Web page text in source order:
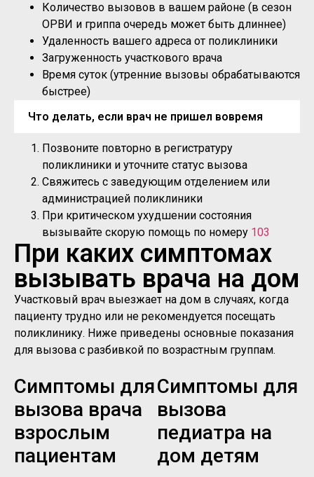
Количество вызовов в вашем районе (в сезон
ОРВИ и гриппа очередь может быть длиннее)
Удаленность вашего адреса от поликлиники
Загруженность участкового врача
Время суток (утренние вызовы обрабатываются
быстрее)
Что делать, если врач не пришел вовремя
Позвоните повторно в регистратуру
поликлиники и уточните статус вызова
Свяжитесь с заведующим отделением или
администрацией поликлиники
При критическом ухудшении состояния
вызывайте скорую помощь по номеру 103
При каких симптомах
вызывать врача на дом
Участковый врач выезжает на дом в случаях, когда
пациенту трудно или не рекомендуется посещать
поликлинику. Ниже приведены основные показания
для вызова с разбивкой по возрастным группам.
Симптомы для
вызова врача
взрослым
пациентам
Симптомы для
вызова
педиатра на
дом детям